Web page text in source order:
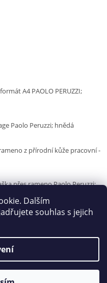
Dalším
souhlas s jejich
A4 PAOLO PERUZZI;
Paolo Peruzzi; hnědá
z přírodní kůže pracovní -
přes rameno Paolo Peruzzi;
Shoptet
. Všechna práva